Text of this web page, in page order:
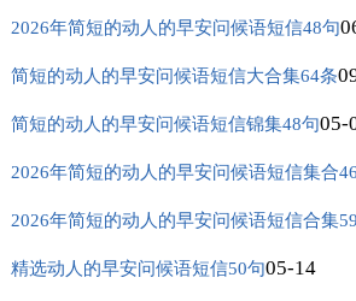
2026年简短的动人的早安问候语短信48句
简短的动人的早安问候语短信大合集64条
简短的动人的早安问候语短信锦集48句05-
2026年简短的动人的早安问候语短信集合
2026年简短的动人的早安问候语短信合集
精选动人的早安问候语短信50句05-14